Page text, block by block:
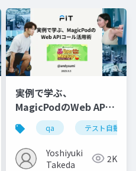
テスト自動化
実例で学ぶ、
MagicPodのWeb API
コール活用術
@MagicPodユーザー
ミートアップ
qa テスト自動化
Yoshiyuki
Takeda
2K